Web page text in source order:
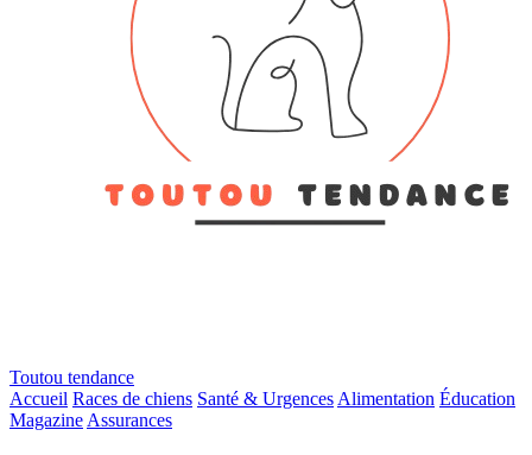
Toutou tendance
Accueil Races de chiens Santé & Urgences Alimentation Éducation
Magazine Assurances